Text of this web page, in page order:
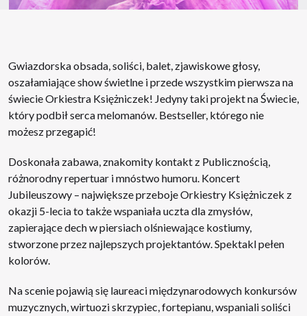
Gwiazdorska obsada, soliści, balet, zjawiskowe głosy,
oszałamiające show świetlne i przede wszystkim pierwsza na
świecie Orkiestra Księżniczek! Jedyny taki projekt na Świecie,
który podbił serca melomanów. Bestseller, którego nie
możesz przegapić!
Doskonała zabawa, znakomity kontakt z Publicznością,
różnorodny repertuar i mnóstwo humoru. Koncert
Jubileuszowy – największe przeboje Orkiestry Księżniczek z
okazji 5-lecia to także wspaniała uczta dla zmysłów,
zapierające dech w piersiach olśniewające kostiumy,
stworzone przez najlepszych projektantów. Spektakl pełen
kolorów.
Na scenie pojawią się laureaci międzynarodowych konkursów
muzycznych, wirtuozi skrzypiec, fortepianu, wspaniali soliści